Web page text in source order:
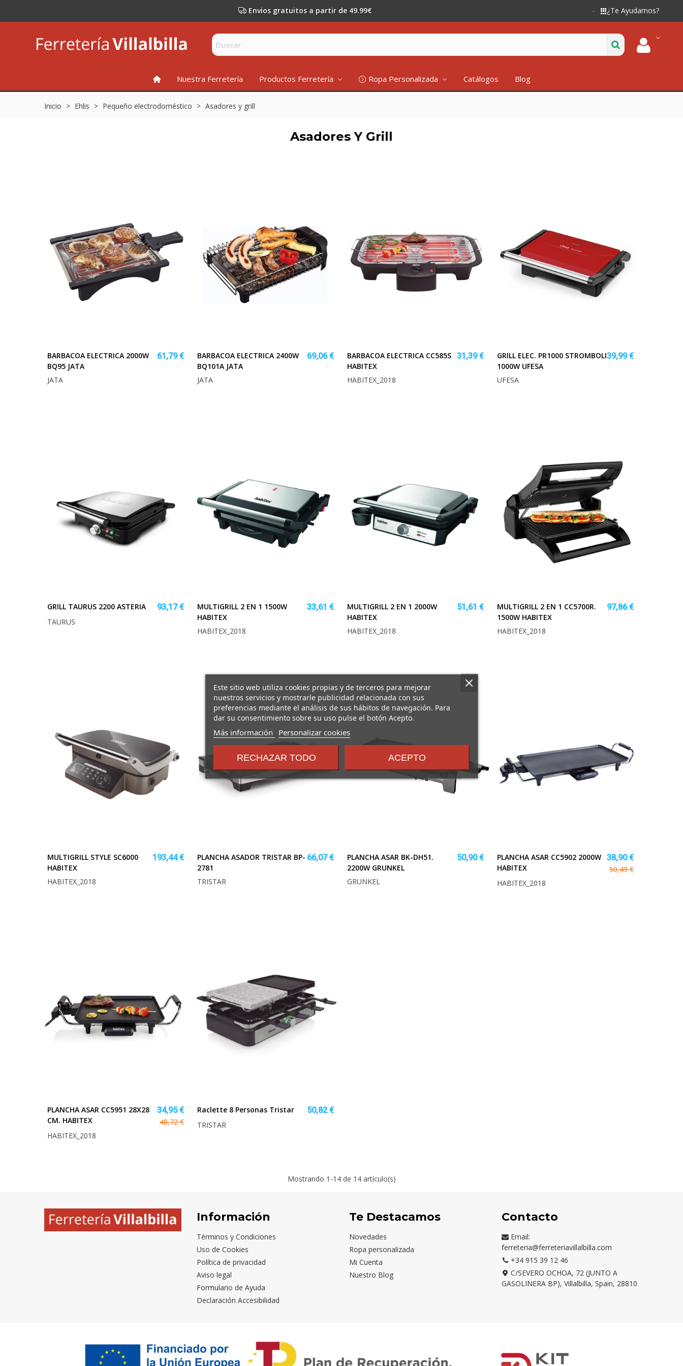
Envios gratuitos a partir de 49.99€ ¿Te Ayudamos?
INICIONuestra Ferretería Productos Ferretería Ropa Personalizada Catálogos Blog
Inicio > Ehlis > Pequeño electrodoméstico > Asadores y grill
Asadores Y Grill
BARBACOA ELECTRICA 2000W
BQ95 JATA
61,79 €
JATA
BARBACOA ELECTRICA 2400W
BQ101A JATA
69,06 €
JATA
BARBACOA ELECTRICA CC585S
HABITEX
31,39 €
HABITEX_2018
GRILL ELEC. PR1000 STROMBOLI
1000W UFESA
39,99 €
UFESA
GRILL TAURUS 2200 ASTERIA
93,17 €
TAURUS
MULTIGRILL 2 EN 1 1500W
HABITEX
33,61 €
HABITEX_2018
MULTIGRILL 2 EN 1 2000W
HABITEX
51,61 €
HABITEX_2018
MULTIGRILL 2 EN 1 CC5700R.
1500W HABITEX
97,86 €
HABITEX_2018
MULTIGRILL STYLE SC6000
HABITEX
193,44 €
HABITEX_2018
PLANCHA ASADOR TRISTAR BP-
2781
66,07 €
TRISTAR
PLANCHA ASAR BK-DH51.
2200W GRUNKEL
50,90 €
GRUNKEL
PLANCHA ASAR CC5902 2000W
HABITEX
38,90 €
50,49 €
HABITEX_2018
PLANCHA ASAR CC5951 28X28
CM. HABITEX
34,95 €
48,72 €
HABITEX_2018
Raclette 8 Personas Tristar
50,82 €
TRISTAR
Mostrando 1 -14 de 14 artículo(s)
Información
Términos y Condiciones
Uso de Cookies
Política de privacidad
Aviso legal
Formulario de Ayuda
Declaración Accesibilidad
Te Destacamos
Novedades
Ropa personalizada
Mi Cuenta
Nuestro Blog
Contacto
Email:
ferreteria@ferreteriavillalbilla.com
+34 915 39 12 46
C/SEVERO OCHOA, 72 (JUNTO A
GASOLINERA BP), Villalbilla, Spain, 28810
Este sitio web utiliza cookies propias y de terceros para mejorar
nuestros servicios y mostrarle publicidad relacionada con sus
preferencias mediante el análisis de sus hábitos de navegación. Para
dar su consentimiento sobre su uso pulse el botón Acepto.
Más información
sobre
y
condiciones
Personalizar cookies
RECHAZAR TODO ACEPTO